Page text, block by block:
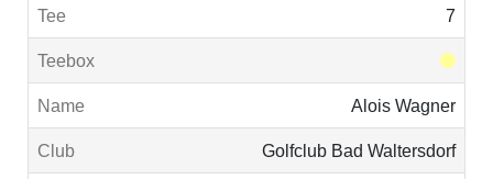
7
Alois Wagner
Golfclub Bad Waltersdorf